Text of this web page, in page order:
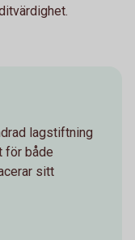
lagstiftning
för både
sitt